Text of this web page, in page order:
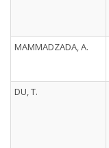
MAMMADZADA, A.
DU, T.